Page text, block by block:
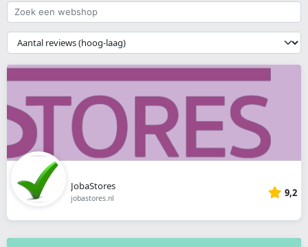
Zoek
een
webshop
{{
__('Sort')
}}
JobaStores
jobastores.nl 9,2